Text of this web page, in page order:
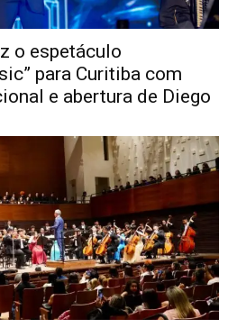
o espetáculo
para Curitiba com
e abertura de Diego